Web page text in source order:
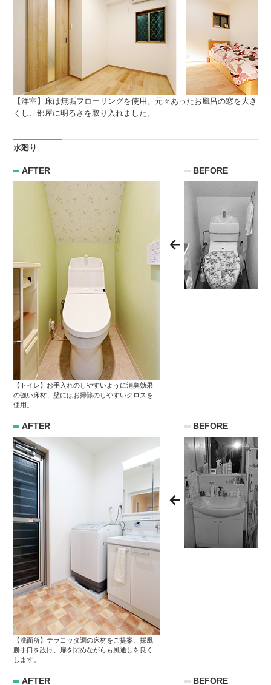
【洋室】床は無垢フローリングを使用。 元々あったお風呂の窓を大き
くし、部屋に明るさを取り入れました。
水廻り
BEFORE
AFTER
【トイレ】お手入れのしやすいように消臭効果
の強い床材、壁にはお掃除のしやすいクロスを
使用。
BEFORE
AFTER
【洗面所】テラコッタ調の床材をご提案。採風
勝手口を設け、扉を閉めながらも風通しを良く
します。
BEFORE
AFTER